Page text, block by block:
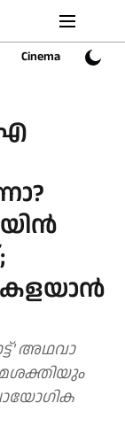
Cinema Sports
എ
അഥവാ